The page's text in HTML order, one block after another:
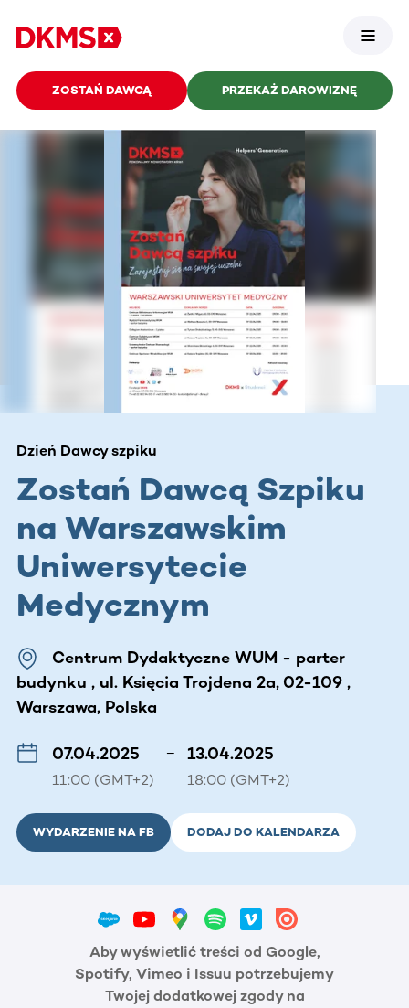
ZOSTAŃ DAWCĄ PRZEKAŻ DAROWIZNĘ
Dzień Dawcy szpiku
Zostań Dawcą Szpiku
na Warszawskim
Uniwersytecie
Medycznym
Centrum Dydaktyczne WUM - parter
budynku , ul. Księcia Trojdena 2a, 02-109 ,
Warszawa, Polska
07.04.2025
11:00 (GMT+2)
– 13.04.2025
18:00 (GMT+2)
WYDARZENIE NA FB DODAJ DO KALENDARZA
Aby wyświetlić treści od Google,
Spotify, Vimeo i Issuu potrzebujemy
Twojej dodatkowej zgody na